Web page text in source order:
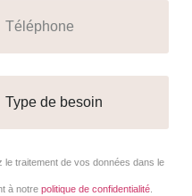
traitement de vos données dans le
à notre politique de confidentialité